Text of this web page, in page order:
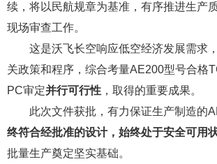
续，将以民航规章为基准，有序推进生产
现场审查工作。
这是沃飞长空响应低空经济发展需求
关政策和程序，综合考量AE200型号合格
PC审定并行可行性 ，取得的重要成果。
此次文件获批，有力保证生产制造的
终符合经批准的设计，始终处于安全可用
批量生产奠定坚实基础。